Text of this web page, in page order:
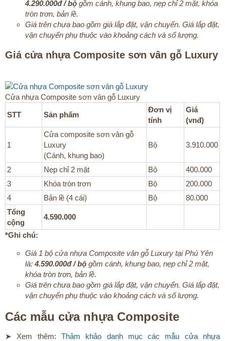
4.290.000đ / bộ gồm cánh, khung bao, nẹp chỉ 2 mặt, khóa
tròn trơn, bản lề.
Giá trên chưa bao gồm giá lắp đặt, vận chuyển. Giá lắp đặt,
vận chuyển phụ thuộc vào khoảng cách và số lượng.
Giá cửa nhựa Composite sơn vân gỗ Luxury​
Cửa nhựa Composite sơn vân gỗ Luxury​
STT Sản phẩm
Đơn vị
tính
Giá
(vnđ)
1
Cửa composite sơn vân gỗ
Luxury
(Cánh, khung bao)
Bộ 3.910.000
2 Nẹp chỉ 2 mặt Bộ
400.000
3
Khóa tròn trơn Bộ
200.000
4
Bản lề (4 cái) Bộ
80.000
Tổng
cộng
4.590.000
*Ghi chú:
Giá 1 bộ cửa nhựa Composite vân gỗ Luxury tại Phú Yên
là: 4.590.000đ / bộ gồm cánh, khung bao, nẹp chỉ 2 mặt,
khóa tròn trơn, bản lề.
Giá trên chưa bao gồm giá lắp đặt, vận chuyển. Giá lắp đặt,
vận chuyển phụ thuộc vào khoảng cách và số lượng.
Các mẫu cửa nhựa Composite​
➤ Xem thêm: Thảm khảo danh mục các mẫu cửa nhựa